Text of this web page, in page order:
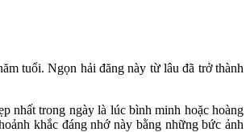
tuổi. Ngọn hải đăng này từ lâu đã trở thành
nhất trong ngày là lúc bình minh hoặc hoàng
khắc đáng nhớ này bằng những bức ảnh